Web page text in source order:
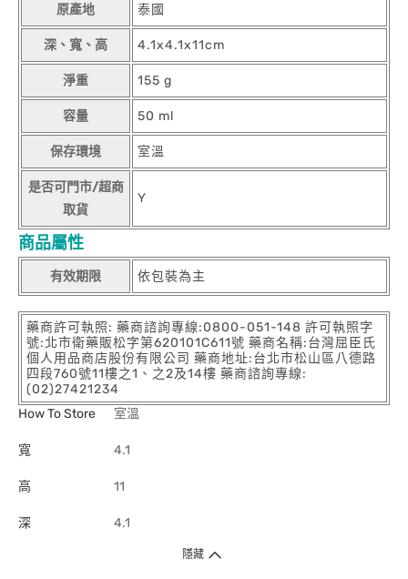
原產地 泰國
深、寬、高 4.1x4.1x11cm
淨重 155 g
容量 50 ml
保存環境 室溫
是否可門市/超商
取貨
Y
商品屬性
有效期限 依包裝為主
藥商許可執照: 藥商諮詢專線:0800-051-148 許可執照字
號:北市衛藥販松字第620101C611號 藥商名稱:台灣屈臣氏
個人用品商店股份有限公司 藥商地址:台北市松山區八德路
四段760號11樓之1、之2及14樓 藥商諮詢專線:
(02)27421234
How To Store
室溫
寬 4.1
高 11
深 4.1
隱藏